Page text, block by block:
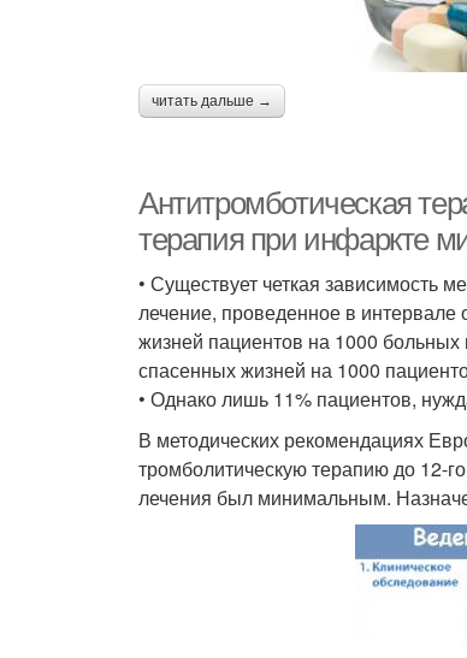
читать дальше →
Антитромботическая
терапия при инфаркте
• Существует четкая зависимость
лечение, проведенное в
жизней пациентов на 1000
спасенных жизней на 1000
• Однако лишь 11% пациентов,
В методических рекомендациях
тромболитическую терапию до 12-
лечения был минимальным.